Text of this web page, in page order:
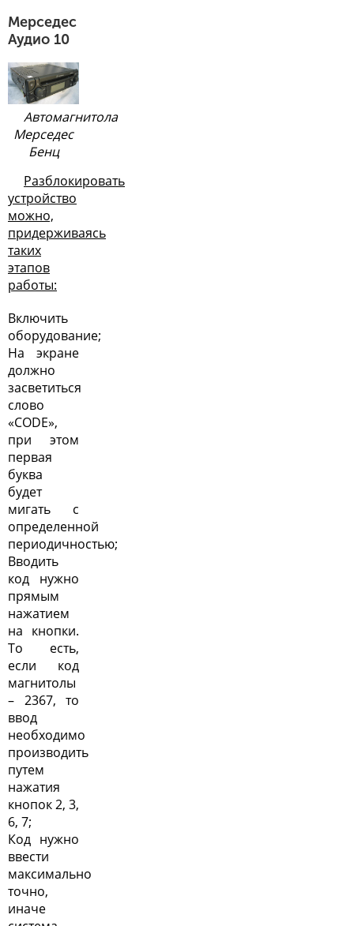
Мерседес
Аудио 10
Автомагнитола
Мерседес
Бенц
Разблокировать
устройство
можно,
придерживаясь
таких
этапов
работы:
Включить
оборудование;
На экране
должно
засветиться
слово
«CODE»,
при этом
первая
буква
будет
мигать с
определенной
периодичностью;
Вводить
код нужно
прямым
нажатием
на кнопки.
То есть,
если код
магнитолы
– 2367, то
ввод
необходимо
производить
путем
нажатия
кнопок 2, 3,
6, 7;
Код нужно
ввести
максимально
точно,
иначе